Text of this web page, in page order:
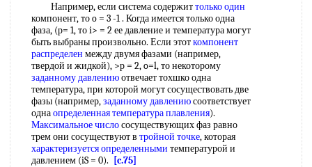
Например, если система содержиттолько один
компонент, то o = 3 -1 . Когда имеется только одна
фаза, (р= 1, то i> = 2 ее давление и температура могут
быть выбраны произвольно. Если этоткомпонент
распределен между двумя фазами (например,
твердой и жидкой), >р = 2, o=l, то некоторому
заданному давлениюотвечает тохшко одна
температура, при которой могут сосуществовать две
фазы (например,заданному давлениюсоответствует
однаопределенная температура плавления).
Максимальное числососуществующих фаз равно
трем они сосуществуют в тройной точке, которая
характеризуется определенными температурой и
давлением (iS = 0).
[c.75]